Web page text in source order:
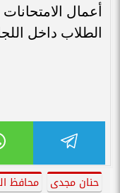
أعمال
الطلاب داخل
حنان مجدى
محافظ